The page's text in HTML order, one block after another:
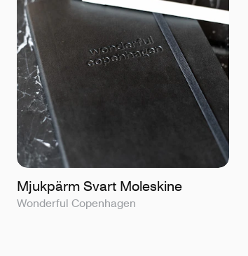
Mjukpärm Svart Moleskine
Wonderful Copenhagen